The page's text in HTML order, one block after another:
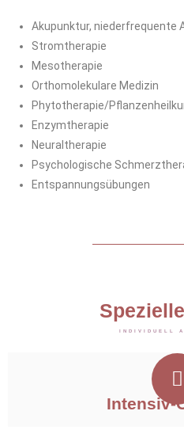
Akupunktur, niederfrequente
Stromtherapie
Mesotherapie
Orthomolekulare Medizin
Phytotherapie/
Enzymtherapie
Neuraltherapie
Psychologische
Entspannungsübungen
INDIVIDUELL
Intensiv-